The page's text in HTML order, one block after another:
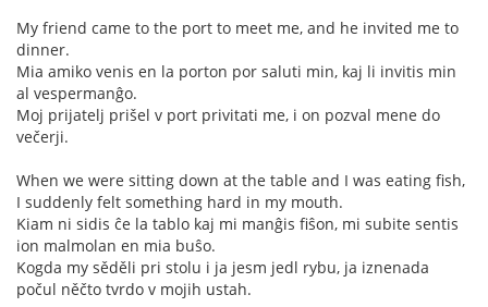
My friend came to the port to meet me, and he invited me to
dinner.
Mia amiko venis en la porton por saluti min, kaj li invitis min
al vespermanĝo.
Moj prijatelj prišel v port privitati me, i on pozval mene do
večerji.
When we were sitting down at the table and I was eating fish,
I suddenly felt something hard in my mouth.
Kiam ni sidis ĉe la tablo kaj mi manĝis fiŝon, mi subite sentis
ion malmolan en mia buŝo.
Kogda my sěděli pri stolu i ja jesm jedl rybu, ja iznenada
počul něčto tvrdo v mojih ustah.